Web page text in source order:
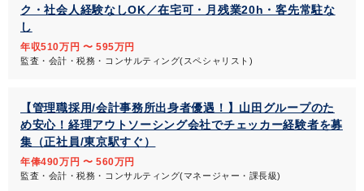
ク・社会人経験なしOK／在宅可・月残業20h・客先常駐な
し
年収510万円 〜 595万円
監査・会計・税務・コンサルティング(スペシャリスト)
【管理職採用/会計事務所出身者優遇！】山田グループのた
め安心！経理アウトソーシング会社でチェッカー経験者を募
集（正社員/東京駅すぐ）
年俸490万円 〜 560万円
監査・会計・税務・コンサルティング(マネージャー・課長級)